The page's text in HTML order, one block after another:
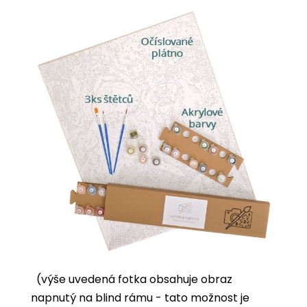
(výše uvedená fotka obsahuje obraz
napnutý na blind rámu - tato možnost je